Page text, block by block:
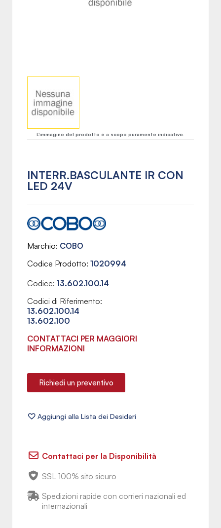
L'immagine del prodotto è a scopo puramente indicativo.
INTERR.BASCULANTE IR CON
LED 24V
Marchio COBO
Codice Prodotto 1020994
Codice: 13.602.100.14
Codici di Riferimento:
13.602.100.14
13.602.100
CONTATTACI PER MAGGIORI
INFORMAZIONI
Richiedi un preventivo
Contattaci per la Disponibilità
SSL 100% sito sicuro
Spedizioni rapide con corrieri nazionali ed
internazionali